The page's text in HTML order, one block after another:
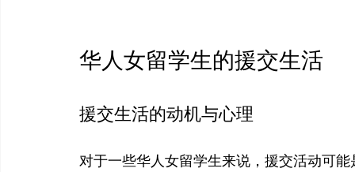
华人女留学生的援交生活
援交生活的动机与心理
对于一些华人女留学生来说，援交活动可